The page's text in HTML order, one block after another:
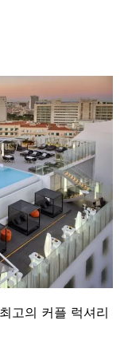
고의 커플 럭셔리